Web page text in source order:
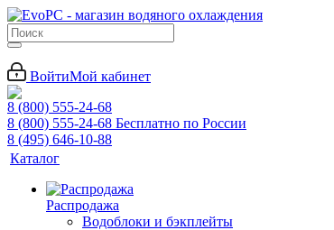
ВойтиМой кабинет
8 (800) 555-24-68
8 (800) 555-24-68 Бесплатно по России
8 (495) 646-10-88
Каталог
Распродажа
Водоблоки и бэкплейты